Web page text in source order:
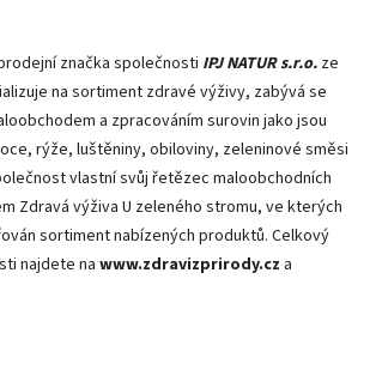
značka společnosti IPJ NATUR s.r.o. ze
na sortiment zdravé výživy, zabývá se
a zpracováním surovin jako jsou
rýže, luštěniny, obiloviny, zeleninové směsi
vlastní svůj řetězec maloobchodních
Zdravá výživa U zeleného stromu, ve kterých
sortiment nabízených produktů. Celkový
najdete na www.zdravizprirody.cz a